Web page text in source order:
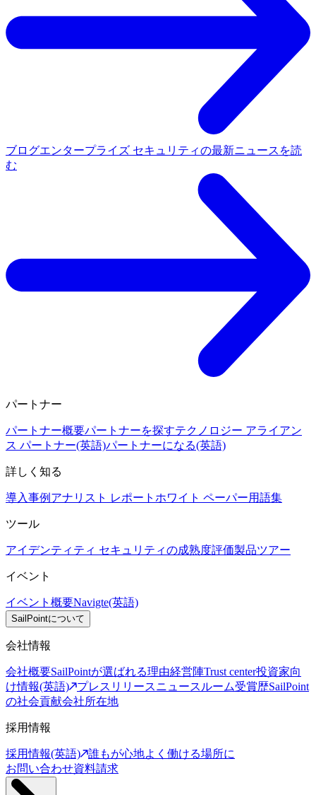
ブログエンタープライズ セキュリティの最新ニュースを読
む
パートナー
パートナー概要パートナーを探すテクノロジー アライアン
ス パートナー(英語)パートナーになる(英語)
詳しく知る
導入事例 アナリスト レポート ホワイト ペーパー用語集
ツール
アイデンティティ セキュリティの成熟度評価製品ツアー
イベント
イベント概要Navigte(英語)
SailPointについて
会社情報
会社概要SailPointが選ばれる理由経営陣Trust center投資家向
け情報(英語)
プレスリリースニュースルーム受賞歴SailPoint
の社会貢献会社所在地
採用情報
採用情報(英語)
誰もが心地よく働ける場所に
お問い合わせ資料請求